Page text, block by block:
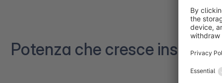
Potenza che cresce insieme